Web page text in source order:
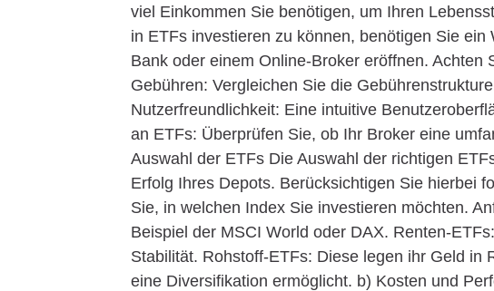
viel Einkommen Sie benötigen, um Ihren
in ETFs investieren zu können, benötigen Sie
Bank oder einem Online-Broker eröffnen. Achten
Gebühren: Vergleichen Sie die
Nutzerfreundlichkeit: Eine intuitive
an ETFs: Überprüfen Sie, ob Ihr Broker eine
Auswahl der ETFs Die Auswahl der richtigen
Erfolg Ihres Depots. Berücksichtigen Sie hierbei
Sie, in welchen Index Sie investieren möchten.
Beispiel der MSCI World oder DAX. Renten-
Stabilität. Rohstoff-ETFs: Diese legen ihr Geld in
eine Diversifikation ermöglicht. b) Kosten und